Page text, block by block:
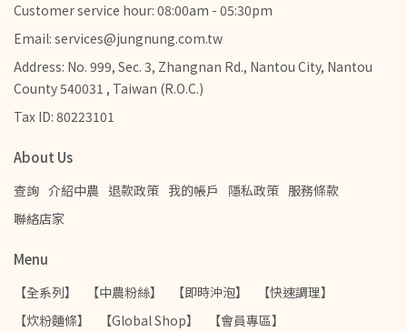
Customer service hour: 08:00am - 05:30pm
Email: services@jungnung.com.tw
Address: No. 999, Sec. 3, Zhangnan Rd., Nantou City, Nantou
County 540031 , Taiwan (R.O.C.)
Tax ID: 80223101
About Us
查詢 介紹中農 退款政策 我的帳戶 隱私政策 服務條款
聯絡店家
Menu
【全系列】 【中農粉絲】 【即時沖泡】
【快速調理】
【炊粉麵條】
【Global Shop】 【會員專區】